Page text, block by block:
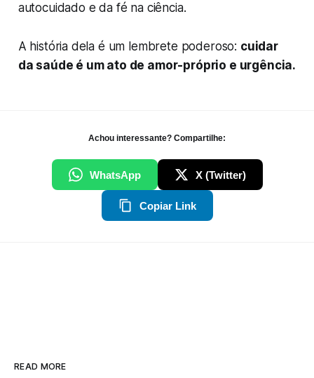
autocuidado e da fé na ciência.
A história dela é um lembrete poderoso: cuidar
da saúde é um ato de amor-próprio e urgência.
Achou interessante? Compartilhe:
WhatsApp X (Twitter)
Copiar Link
READ MORE